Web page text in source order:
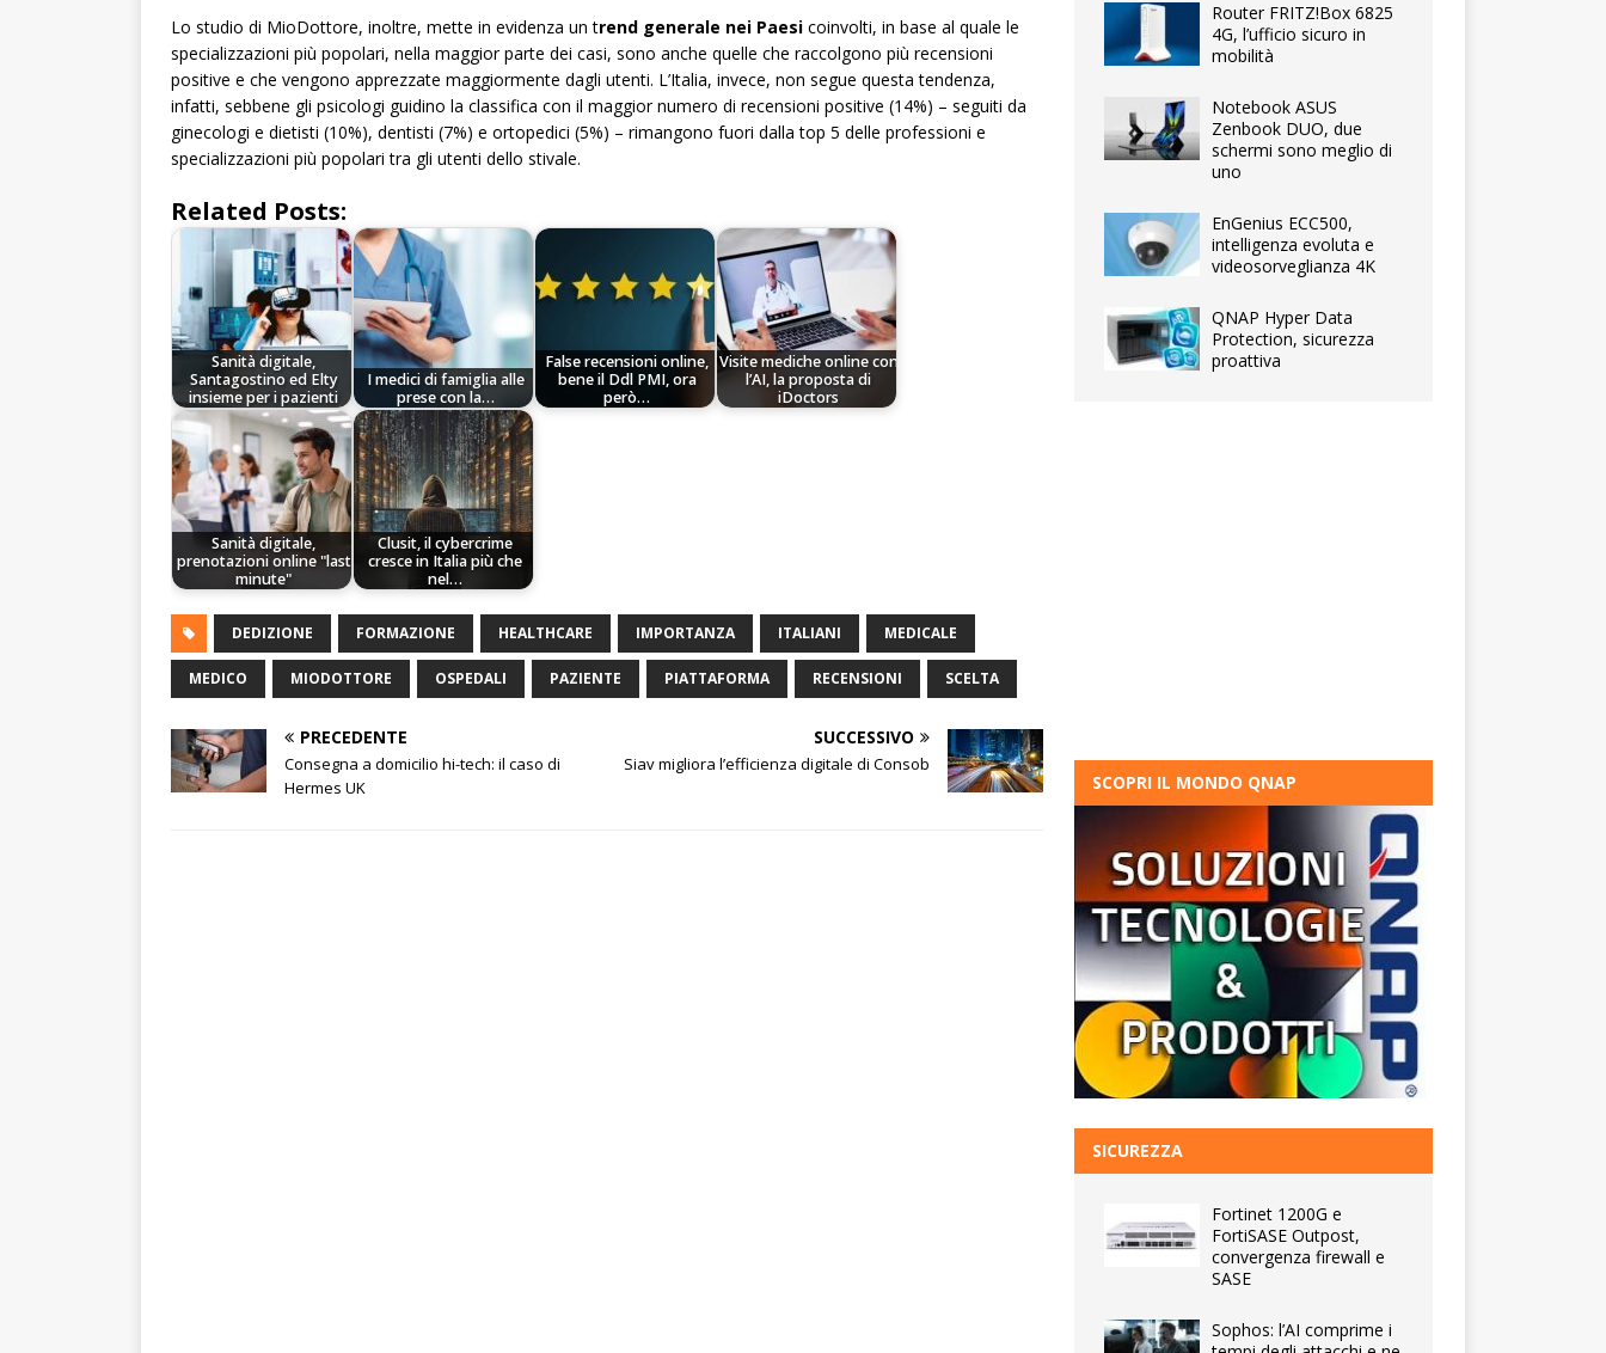
Lo studio di MioDottore, inoltre, mette in evidenza un trend generale nei Paesi coinvolti, in base al quale le
specializzazioni più popolari, nella maggior parte dei casi, sono anche quelle che raccolgono più recensioni
positive e che vengono apprezzate maggiormente dagli utenti. L’Italia, invece, non segue questa tendenza,
infatti, sebbene gli psicologi guidino la classifica con il maggior numero di recensioni positive (14%) – seguiti da
ginecologi e dietisti (10%), dentisti (7%) e ortopedici (5%) – rimangono fuori dalla top 5 delle professioni e
specializzazioni più popolari tra gli utenti dello stivale.
Related Posts:
Sanità digitale,
Santagostino ed Elty
insieme per i pazienti
I medici di famiglia alle
prese con la…
False recensioni online,
bene il Ddl PMI, ora
però…
Visite mediche online con
l’AI, la proposta di
iDoctors
Sanità digitale,
prenotazioni online "last
minute"
Clusit, il cybercrime
cresce in Italia più che
nel…
DEDIZIONE FORMAZIONE HEALTHCARE IMPORTANZA ITALIANI MEDICALE
MEDICO MIODOTTORE OSPEDALI PAZIENTE PIATTAFORMA RECENSIONI SCELTA
PRECEDENTE
Consegna a domicilio hi-tech: il caso di
Hermes UK
SUCCESSIVO
Siav migliora l’efficienza digitale di Consob
Router FRITZ!Box 6825
4G, l’ufficio sicuro in
mobilità
Notebook ASUS
Zenbook DUO, due
schermi sono meglio di
uno
EnGenius ECC500,
intelligenza evoluta e
videosorveglianza 4K
QNAP Hyper Data
Protection, sicurezza
proattiva
SCOPRI IL MONDO QNAP
SICUREZZA
Fortinet 1200G e
FortiSASE Outpost,
convergenza firewall e
SASE
Sophos: l’AI comprime i